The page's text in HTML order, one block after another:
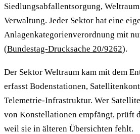
Siedlungsabfallentsorgung,
Verwaltung. Jeder Sektor hat eine
Anlagenkategorienverordnung mit
(Bundestag-Drucksache 20/9262).
Der Sektor Weltraum kam mit dem
erfasst Bodenstationen,
Telemetrie-Infrastruktur. Wer
von Konstellationen empfängt, prüft
weil sie in älteren Übersichten fehlt.